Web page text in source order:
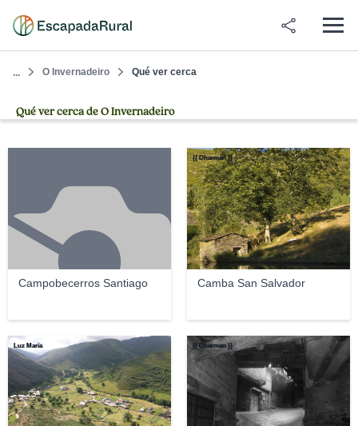
... O Invernadeiro Qué ver cerca
Qué ver cerca de O Invernadeiro
Campobecerros Santiago Camba San Salvador
{{ Dharman }}
Luz María {{ Dharman }}